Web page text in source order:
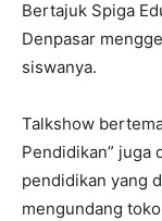
Bertajuk Spiga
Denpasar
siswanya.
Talkshow
Pendidikan” juga
pendidikan yang
mengundang